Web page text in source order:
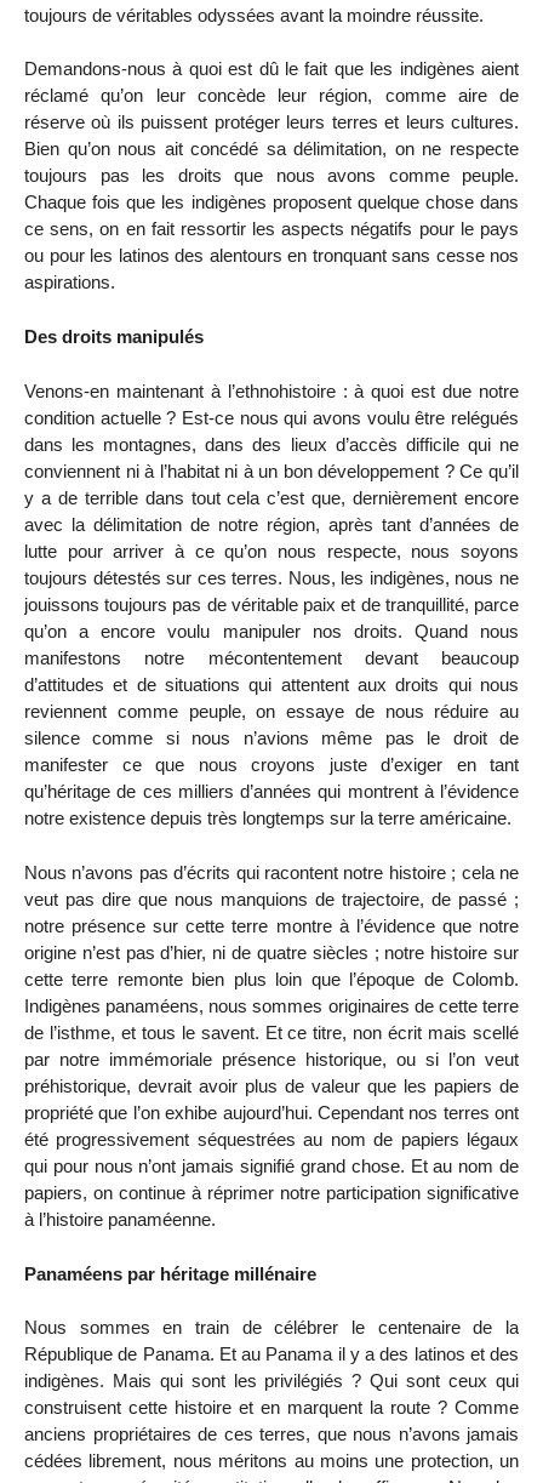
toujours de véritables odyssées avant la moindre réussite.
Demandons-nous à quoi est dû le fait que les indigènes aient
réclamé qu’on leur concède leur région, comme aire de
réserve où ils puissent protéger leurs terres et leurs cultures.
Bien qu’on nous ait concédé sa délimitation, on ne respecte
toujours pas les droits que nous avons comme peuple.
Chaque fois que les indigènes proposent quelque chose dans
ce sens, on en fait ressortir les aspects négatifs pour le pays
ou pour les latinos des alentours en tronquant sans cesse nos
aspirations.
Des droits manipulés
Venons-en maintenant à l’ethnohistoire : à quoi est due notre
condition actuelle ? Est-ce nous qui avons voulu être relégués
dans les montagnes, dans des lieux d’accès difficile qui ne
conviennent ni à l’habitat ni à un bon développement ? Ce qu’il
y a de terrible dans tout cela c’est que, dernièrement encore
avec la délimitation de notre région, après tant d’années de
lutte pour arriver à ce qu’on nous respecte, nous soyons
toujours détestés sur ces terres. Nous, les indigènes, nous ne
jouissons toujours pas de véritable paix et de tranquillité, parce
qu’on a encore voulu manipuler nos droits. Quand nous
manifestons notre mécontentement devant beaucoup
d’attitudes et de situations qui attentent aux droits qui nous
reviennent comme peuple, on essaye de nous réduire au
silence comme si nous n’avions même pas le droit de
manifester ce que nous croyons juste d’exiger en tant
qu’héritage de ces milliers d’années qui montrent à l’évidence
notre existence depuis très longtemps sur la terre américaine.
Nous n’avons pas d’écrits qui racontent notre histoire ; cela ne
veut pas dire que nous manquions de trajectoire, de passé ;
notre présence sur cette terre montre à l’évidence que notre
origine n’est pas d’hier, ni de quatre siècles ; notre histoire sur
cette terre remonte bien plus loin que l’époque de Colomb.
Indigènes panaméens, nous sommes originaires de cette terre
de l’isthme, et tous le savent. Et ce titre, non écrit mais scellé
par notre immémoriale présence historique, ou si l’on veut
préhistorique, devrait avoir plus de valeur que les papiers de
propriété que l’on exhibe aujourd’hui. Cependant nos terres ont
été progressivement séquestrées au nom de papiers légaux
qui pour nous n’ont jamais signifié grand chose. Et au nom de
papiers, on continue à réprimer notre participation significative
à l’histoire panaméenne.
Panaméens par héritage millénaire
Nous sommes en train de célébrer le centenaire de la
République de Panama. Et au Panama il y a des latinos et des
indigènes. Mais qui sont les privilégiés ? Qui sont ceux qui
construisent cette histoire et en marquent la route ? Comme
anciens propriétaires de ces terres, que nous n’avons jamais
cédées librement, nous méritons au moins une protection, un